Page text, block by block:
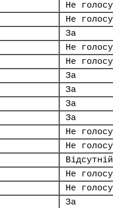
Не
Не
За
Не
Не
За
За
За
За
Не
Не
Відсутній
Не
Не
За